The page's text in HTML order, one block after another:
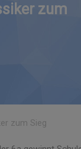
zum
zum Sieg